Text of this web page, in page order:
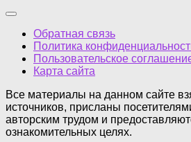
Обратная связь
Политика
Пользовательское
Карта сайта
Все материалы на данном сайте
источников, присланы
авторским трудом и
ознакомительных целях.